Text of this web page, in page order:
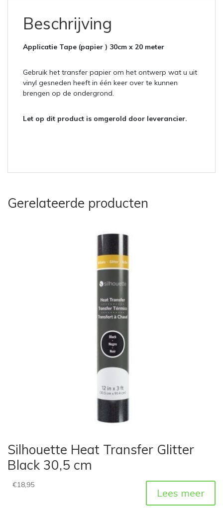
Beschrijving
Applicatie Tape (papier ) 30cm x 20 meter
Gebruik het transfer papier om het ontwerp wat u uit
vinyl gesneden heeft in één keer over te kunnen
brengen op de ondergrond.
Let op dit product is omgerold door leverancier.
Gerelateerde producten
Silhouette Heat Transfer Glitter
Black 30,5 cm
€18,95
Lees meer